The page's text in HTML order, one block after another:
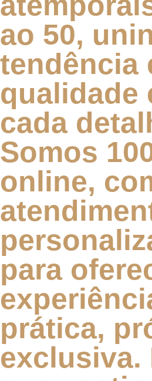
ao 50,
tendência
qualidade
cada
Somos
online,
para
prática,
exclusiva.